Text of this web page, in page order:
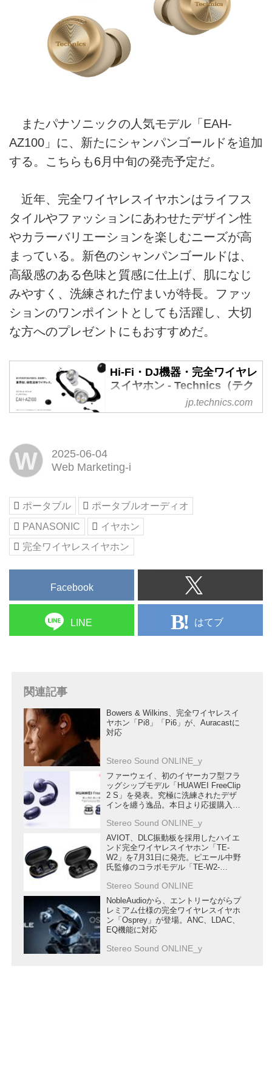
またパナソニックの人気モデル「EAH-
AZ100」に、新たにシャンパンゴールドを追加
する。こちらも6月中旬の発売予定だ。
近年、完全ワイヤレスイヤホンはライフス
タイルやファッションにあわせたデザイン性
やカラーバリエーションを楽しむニーズが高
まっている。新色のシャンパンゴールドは、
高級感のある色味と質感に仕上げ、肌になじ
みやすく、洗練された佇まいが特長。ファッ
ションのワンポイントとしても活躍し、大切
な方へのプレゼントにもおすすめだ。
Hi-Fi・DJ機器・完全ワイヤレ
スイヤホン - Technics（テク
ディオ・DJ機器ブランドです。
製品情報・イベント情報・キャン
ペーン情報・製品の試聴会場・オ
ーナーズボイスを紹介していま
す。
jp.technics.com
W
2025-06-04
Web Marketing-i
ポータブル
ポータブルオーディオ
PANASONIC
イヤホン
完全ワイヤレスイヤホン
Facebook
LINE はてブ
関連記事
Bowers & Wilkins、完全ワイヤレスイ
ヤホン「Pi8」「Pi6」が、Auracastに
対応
Stereo Sound ONLINE_y
ファーウェイ、初のイヤーカフ型フラ
ッグシップモデル「HUAWEI FreeClip
2 S」を発表。究極に洗練されたデザ
インを纏う逸品。本日より応援購入受
Stereo Sound ONLINE_y
AVIOT、DLC振動板を採用したハイエ
ンド完全ワイヤレスイヤホン「TE-
W2」を7月31日に発売。ピエール中野
氏監修のコラボモデル「TE-W2-
Stereo Sound ONLINE
NobleAudioから、エントリーながらプ
レミアム仕様の完全ワイヤレスイヤホ
ン「Osprey」が登場。ANC、LDAC、
EQ機能に対応
Stereo Sound ONLINE_y